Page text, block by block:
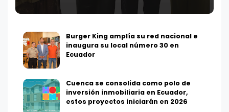
Burger King amplía su red nacional e
inaugura su local número 30 en
Ecuador
Cuenca se consolida como polo de
inversión inmobiliaria en Ecuador,
estos proyectos iniciarán en 2026